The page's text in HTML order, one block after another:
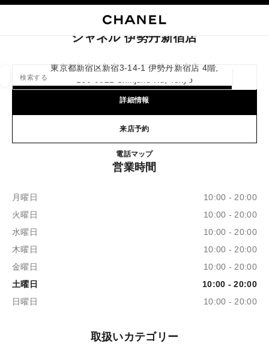
この検索バーの下に候補が表示されます
0 提案あり
ブティックカードを閉じる シャネル 伊勢丹新宿店
シャネル 伊勢丹新宿店
東京都新宿区新宿3-14-1 伊勢丹新宿店 4階,
160-0022 Shinjuku-Ku, Tokyo
詳細情報
来店予約
電話0120-519-591
マップシャネル 伊勢丹新宿店
営業時間
月曜日
10:00 - 20:00
火曜日
10:00 - 20:00
水曜日
10:00 - 20:00
木曜日
10:00 - 20:00
金曜日
10:00 - 20:00
土曜日
10:00 - 20:00
日曜日
10:00 - 20:00
取扱いカテゴリー
以下に関するフィルター結果：
アイウェア取扱店